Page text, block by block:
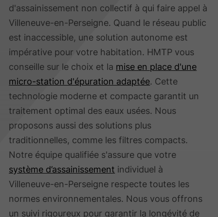
d'assainissement non collectif à qui faire appel à
Villeneuve-en-Perseigne. Quand le réseau public
est inaccessible, une solution autonome est
impérative pour votre habitation. HMTP vous
conseille sur le choix et la mise en place d'une
micro-station d'épuration adaptée. Cette
technologie moderne et compacte garantit un
traitement optimal des eaux usées. Nous
proposons aussi des solutions plus
traditionnelles, comme les filtres compacts.
Notre équipe qualifiée s'assure que votre
système d’assainissement individuel à
Villeneuve-en-Perseigne respecte toutes les
normes environnementales. Nous vous offrons
un suivi rigoureux pour garantir la longévité de